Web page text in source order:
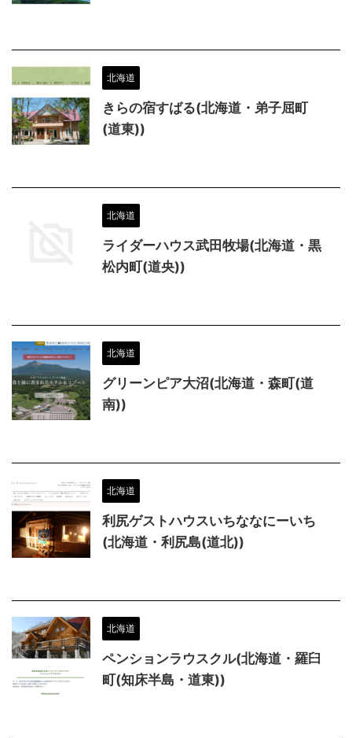
北海道
きらの宿すばる(北海道・弟子屈町
(道東))
北海道
ライダーハウス武田牧場(北海道・黒
松内町(道央))
北海道
グリーンピア大沼(北海道・森町(道
南))
北海道
利尻ゲストハウスいちななにーいち
(北海道・利尻島(道北))
北海道
ペンションラウスクル(北海道・羅臼
町(知床半島・道東))